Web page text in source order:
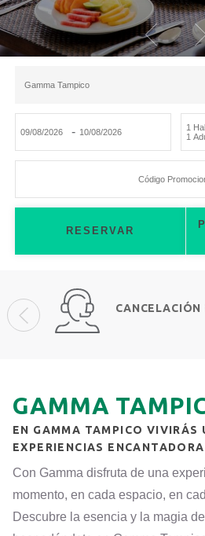
Gamma Tampico
- 1
1
Código
RESERVAR
CANCELACIÓN
GAMMA
EN GAMMA TAMPICO VIVIRÁS
EXPERIENCIAS
Con Gamma disfruta de una
momento, en cada espacio, en
Descubre la esencia y la magia